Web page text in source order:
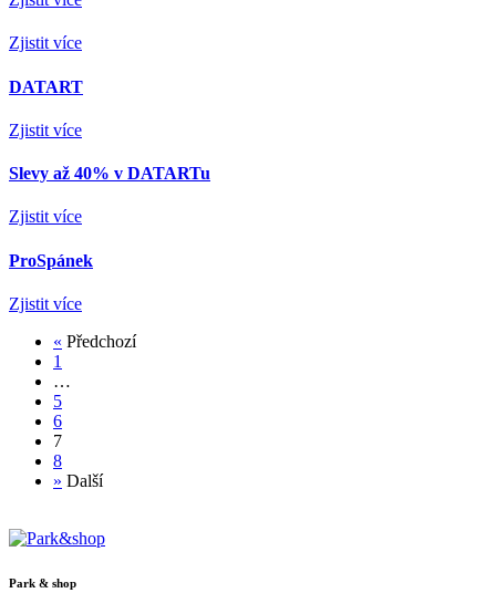
Zjistit více
DATART
Zjistit více
Slevy až 40% v DATARTu
Zjistit více
ProSpánek
Zjistit více
« Předchozí
1
…
5
6
7
8
» Další
Park & shop